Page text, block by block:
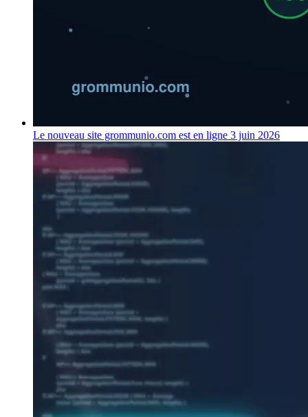
Le nouveau site grommunio.com est en ligne 3 juin 2026